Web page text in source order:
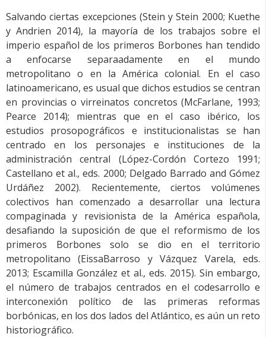
Salvando ciertas excepciones (Stein y Stein 2000; Kuethe
y Andrien 2014), la mayoría de los trabajos sobre el
imperio español de los primeros Borbones han tendido
a enfocarse separaadamente en el mundo
metropolitano o en la América colonial. En el caso
latinoamericano, es usual que dichos estudios se centran
en provincias o virreinatos concretos (McFarlane, 1993;
Pearce 2014); mientras que en el caso ibérico, los
estudios prosopográficos e institucionalistas se han
centrado en los personajes e instituciones de la
administración central (López-Cordón Cortezo 1991;
Castellano et al., eds. 2000; Delgado Barrado and Gómez
Urdáñez 2002). Recientemente, ciertos volúmenes
colectivos han comenzado a desarrollar una lectura
compaginada y revisionista de la América española,
desafiando la suposición de que el reformismo de los
primeros Borbones solo se dio en el territorio
metropolitano (EissaBarroso y Vázquez Varela, eds.
2013; Escamilla González et al., eds. 2015). Sin embargo,
el número de trabajos centrados en el codesarrollo e
interconexión político de las primeras reformas
borbónicas, en los dos lados del Atlántico, es aún un reto
historiográfico.